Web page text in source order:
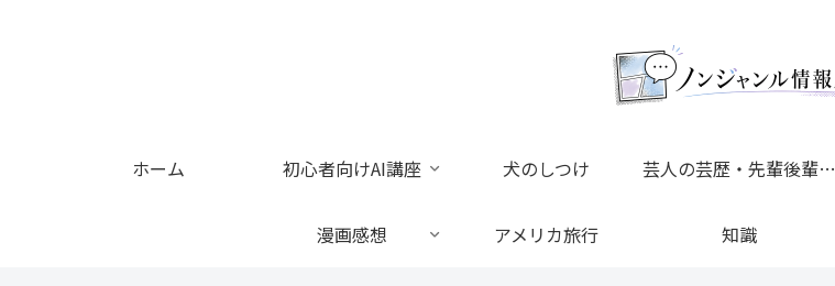
ホーム 初心者向けAI講座 犬のしつけ 芸人の芸歴・先輩後輩・上下関係 完全一覧
漫画感想 アメリカ旅行 知識